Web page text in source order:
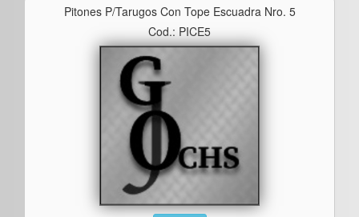
Pitones P/tarugos Con Tope Escuadra Nro. 5
Cod.: PICE5